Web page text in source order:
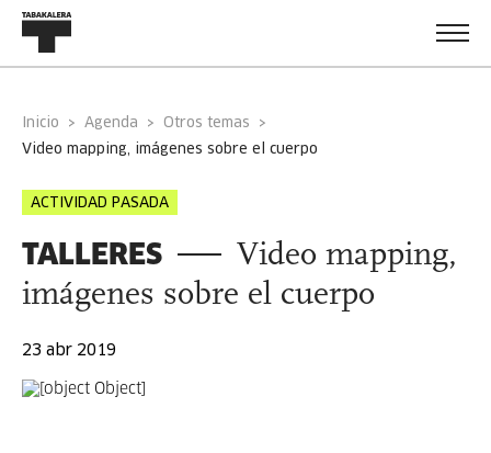
Inicio Agenda
Otros temas
video mapping, imágenes sobre el cuerpo
ACTIVIDAD PASADA
TALLERES
Video mapping,
imágenes sobre el cuerpo
23 abr 2019